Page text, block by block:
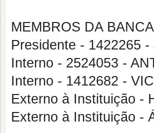
MEMBROS DA
Presidente - 1422265
Interno - 2524053 -
Interno - 1412682 -
Externo à Instituição -
Externo à Instituição -